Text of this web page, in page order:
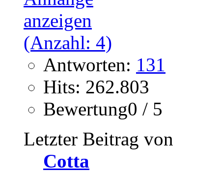
Antworten: 131
Hits: 262.803
Bewertung0 / 5
Letzter Beitrag von
Cotta